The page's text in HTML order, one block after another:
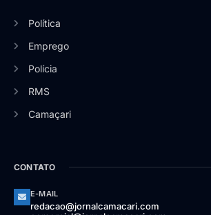
Política
Emprego
Polícia
RMS
Camaçari
CONTATO
E-MAIL
redacao@jornalcamacari.com